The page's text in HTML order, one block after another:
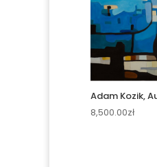
Adam Kozik,
8,500.00zł